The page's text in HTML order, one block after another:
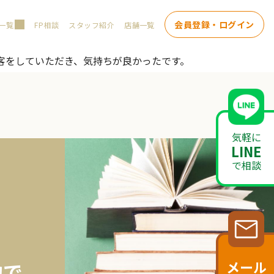
覧 FP相談 スタッフ紹介 店舗一覧 会員登録・ログイン
していただき、気持ちが良かったです。
気軽に
LINE
で相談
メール